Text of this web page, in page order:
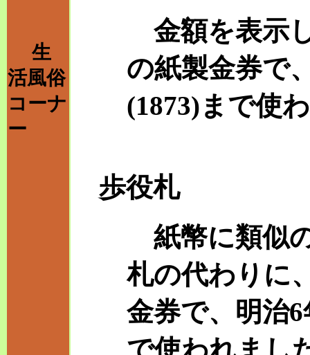
生
活風俗
コーナ
ー
金額を表示
の紙製金券で
(1873)まで使
歩役札
紙幣に類似
札の代わりに
金券で、明治6